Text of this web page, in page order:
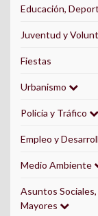
Educación,
Juventud y
Fiestas
Urbanismo
Policía y Tráfico
Empleo y
Medio Ambiente
Asuntos
Mayores